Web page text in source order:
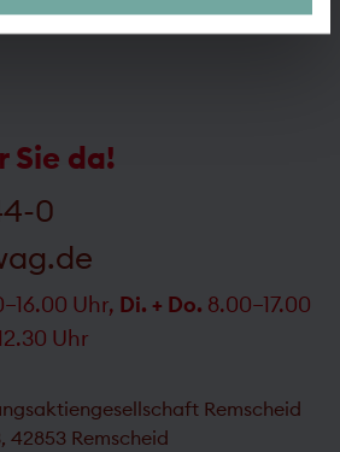
Sie da!
0
Uhr, Di. + Do. 8.00–17.00
Uhr
Remscheid
42853 Remscheid